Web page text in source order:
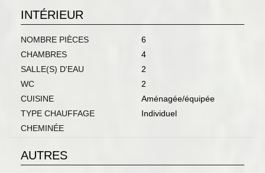
INTÉRIEUR
NOMBRE PIÈCES
6
CHAMBRES
4
SALLE(S) D'EAU
2
WC
2
CUISINE
Aménagée/équipée
TYPE CHAUFFAGE
Individuel
CHEMINÉE
AUTRES